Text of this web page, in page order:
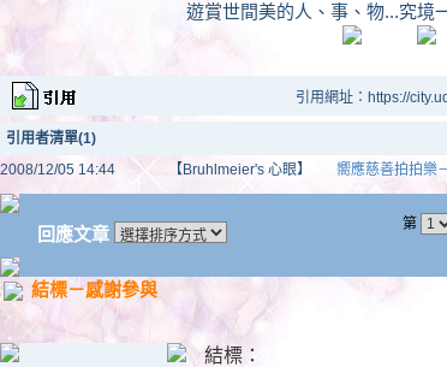
遊賞世間美的人、事、物...究境
引用網址：https://
引用者清單(1)
2008/12/05 14:44
【Bruhlmeier's 心眼】 嚮應慈善拍拍樂
回應文章 第
結標－感謝參與
結標：